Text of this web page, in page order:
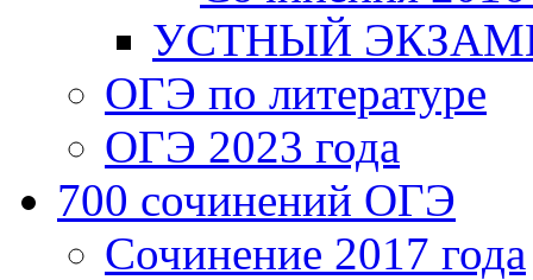
УСТНЫЙ
ОГЭ по литературе
ОГЭ 2023 года
700 cочинений ОГЭ
Сочинение 2017 года